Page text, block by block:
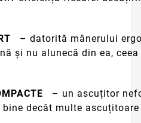
– datorită mânerului
și nu alunecă din ea,
– un ascuțitor
decât multe